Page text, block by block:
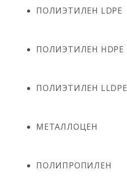
ПОЛИЭТИЛЕН LDPE
ПОЛИЭТИЛЕН HDPE
ПОЛИЭТИЛЕН LLDPE
МЕТАЛЛОЦЕН
ПОЛИПРОПИЛЕН